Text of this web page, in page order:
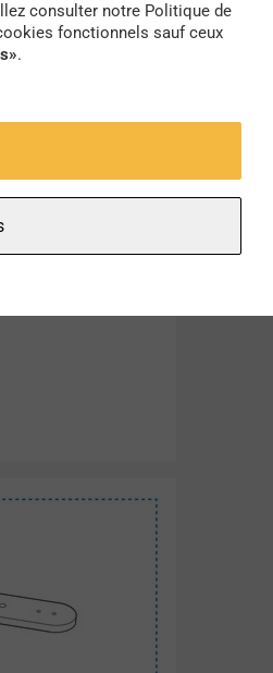
consulter notre Politique de
fonctionnels sauf ceux
.